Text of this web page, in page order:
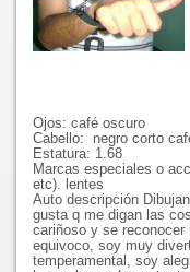
Ojos: café oscuro
Cabello: negro corto
Estatura: 1.68
Marcas especiales o
etc). lentes
Auto descripción
gusta q me digan las
cariñoso y se reconocer
equivoco, soy muy
temperamental, soy